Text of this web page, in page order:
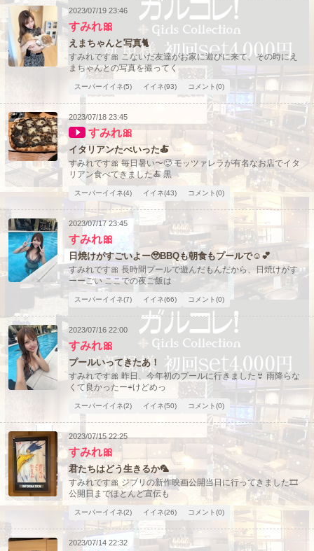
2023/07/19 23:46
すみれ🎀
えまちゃんと写真🐈
すみれです🎀 こないだ友達がお家に遊びに来て、その時にえ
まちゃんとの写真を撮ってく
スーパーイイネ(5) イイネ(93) コメント(0)
2023/07/18 23:45
すみれ🎀
イタリアンたべいった🍝
すみれです🎀 毎日暑い〜🥵 モッツァレラが有名なお店でイタ
リアン食べてきました🍝 黒
スーパーイイネ(4) イイネ(43) コメント(0)
2023/07/17 23:45
すみれ🎀
日焼けがすごいよー🥹BBQも朝食もプールで☺️💕
すみれです🎀 長時間プールで遊んだもんだから、日焼けがす
ーーごい ここでの夜ご飯は
スーパーイイネ(7) イイネ(66) コメント(0)
2023/07/16 22:00
すみれ🎀
プールいってきたあ！
すみれです🎀 昨日、今年初のプールに行きました👙 雨降らな
くて良かったー☔️けどめっ
スーパーイイネ(2) イイネ(50) コメント(0)
2023/07/15 22:25
すみれ🎀
君たちはどう生きるか🦜
すみれです🎀 ジブリの新作映画公開当日に行ってきました🎞️
公開日までほとんど宣伝も
スーパーイイネ(2) イイネ(26) コメント(0)
2023/07/14 22:32